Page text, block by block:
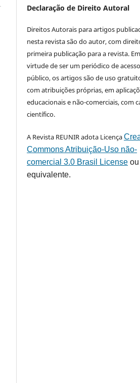
Declaração de Direito Autoral
Direitos Autorais para artigos
nesta revista são do autor, com
primeira publicação para a revista. Em
virtude de ser um periódico de acesso
público, os artigos são de uso
com atribuições próprias, em
educacionais e não-comerciais, com
científico.
A Revista REUNIR adota Licença
Commons Atribuição-Uso não-
comercial 3.0 Brasil License
equivalente.